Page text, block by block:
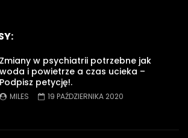
Zmiany w psychiatrii potrzebne jak
woda i powietrze a czas ucieka –
Podpisz petycję!.
MILES 19 PAŹDZIERNIKA 2020